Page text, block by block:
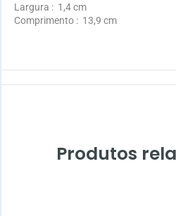
Largura : 1,4 cm
Comprimento : 13,9 cm
Produtos